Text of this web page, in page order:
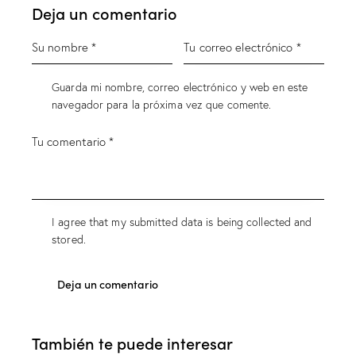
Deja un comentario
Guarda mi nombre, correo electrónico y web en este
navegador para la próxima vez que comente.
I agree that my submitted data is being collected and
stored.
También te puede interesar